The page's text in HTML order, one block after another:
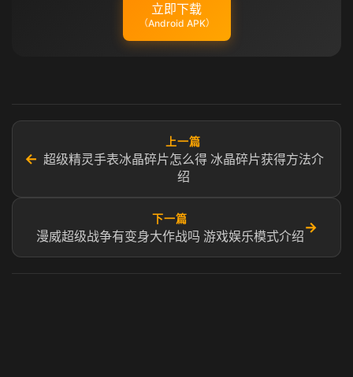
立即下载
（Android APK）
←
上一篇
超级精灵手表冰晶碎片怎么得 冰晶碎片获得方法介
绍
下一篇
漫威超级战争有变身大作战吗 游戏娱乐模式介绍
→